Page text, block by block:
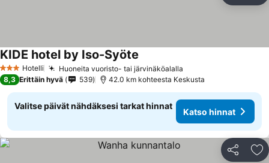
3 Tähtiluokitus
Hotelli Huoneita vuoristo- tai järvinäköalalla
KIDE hotel by Iso-Syöte
8,3 Erittäin hyvä 539 42.0 km kohteesta Keskusta
Valitse päivät nähdäksesi tarkat hinnat
Katso hinnat
Jaa